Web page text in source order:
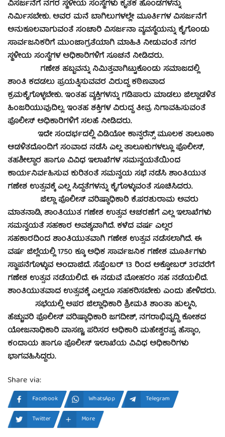
ವಿಸರ್ಜನೆಗೆ ನಗರ ಸ್ಥಳೀಯ ಸಂಸ್ಥೆಗಳು ಕೃತಕ ಹೊಂಡಗಳನ್ನು
ನಿರ್ಮಿಸಬೇಕು. ಅವರ ಮನೆ ಬಾಗಿಲುಗಳಲ್ಲೇ ಮೂರ್ತಿಗಳ ವಿಸರ್ಜನೆಗೆ
ಅನುಕೂಲವಾಗುವಂತೆ ಸಂಚಾರಿ ವಿಸರ್ಜನಾ ವ್ಯವಸ್ಥೆಯನ್ನು ಕೈಗೊಂಡು
ಸಾರ್ವಜನಿಕರಿಗೆ ಮುಂಜಾಗ್ರತೆಯಾಗಿ ಮಾಹಿತಿ ನೀಡುವಂತೆ ನಗರ
ಸ್ಥಳೀಯ ಸಂಸ್ಥೆಗಳ ಅಧಿಕಾರಿಗಳಿಗೆ ಸೂಚನೆ ನೀಡಿದರು.
ಗಣೇಶ ಹಬ್ಬವನ್ನು ನಿಮಿತ್ತವಾಗಿಟ್ಟುಕೊಂಡು ಸಮಾಜದಲ್ಲಿ
ಶಾಂತಿ ಕದಡಲು ಪ್ರಯತ್ನಿಸುವವರ ವಿರುದ್ಧ ಕಠಿಣವಾದ
ಕ್ರಮಕೈಗೊಳ್ಳಬೇಕು. ಇಂತಹ ವ್ಯಕ್ತಿಗಳನ್ನು ಗಡಿಪಾರು ಮಾಡಲು ಜಿಲ್ಲಾಡಳಿತ
ಹಿಂಜರಿಯುವುದಿಲ್ಲ. ಇಂತಹ ಶಕ್ತಿಗಳ ವಿರುದ್ಧ ತೀವ್ರ ನಿಗಾವಹಿಸುವಂತೆ
ಪೊಲೀಸ್ ಅಧಿಕಾರಿಗಳಿಗೆ ಸಲಹೆ ನೀಡಿದರು.
ಇದೇ ಸಂದರ್ಭದಲ್ಲಿ ವಿಡಿಯೋ ಕಾನ್ಫರೆನ್ಸ್ ಮೂಲಕ ತಾಲೂಕಾ
ಆಡಳಿತದೊಂದಿಗೆ ಸಂವಾದ ನಡೆಸಿ ಎಲ್ಲ ತಾಲೂಕುಗಳಲ್ಲೂ ಪೊಲೀಸ್,
ತಹಶೀಲ್ದಾರ ಹಾಗೂ ವಿವಿಧ ಇಲಾಖೆಗಳ ಸಮನ್ವಯತೆಯಿಂದ
ಕಾರ್ಯನಿರ್ವಹಿಸುವ ಕುರಿತಂತೆ ಸಮನ್ವಯ ಸಭೆ ನಡೆಸಿ ಶಾಂತಿಯುತ
ಗಣೇಶ ಉತ್ಸವಕ್ಕೆ ಎಲ್ಲ ಸಿದ್ಧತೆಗಳನ್ನು ಕೈಗೊಳ್ಳುವಂತೆ ಸೂಚಿಸಿದರು.
ಜಿಲ್ಲಾ ಪೊಲೀಸ್ ವರಿಷ್ಠಾಧಿಕಾರಿ ಕೆ.ಪರಶುರಾಮ ಅವರು
ಮಾತನಾಡಿ, ಶಾಂತಿಯುತ ಗಣೇಶ ಉತ್ಸವ ಆಚರಣೆಗೆ ಎಲ್ಲ ಇಲಾಖೆಗಳು
ಸಮನ್ವಯತೆ ಸಹಕಾರ ಅವಶ್ಯವಾಗಿದೆ. ಕಳೆದ ವರ್ಷ ಎಲ್ಲರ
ಸಹಕಾರದಿಂದ ಶಾಂತಿಯುತವಾಗಿ ಗಣೇಶ ಉತ್ಸವ ನಡೆಸಲಾಗಿದೆ. ಈ
ವರ್ಷ ಜಿಲ್ಲೆಯಲ್ಲಿ 1750 ಕ್ಕೂ ಅಧಿಕ ಸಾರ್ವಜನಿಕ ಗಣೇಶ ಮೂರ್ತಿಗಳು
ಸ್ಥಾಪನೆಗೊಳ್ಳುವ ಅಂದಾಜಿದೆ. ಸೆಪ್ಟೆಂಬರ್ 13 ರಿಂದ ಅಕ್ಟೋಬರ್ 3ರವರೆಗೆ
ಗಣೇಶ ಉತ್ಸವ ನಡೆಯಲಿದೆ. ಈ ನಡುವೆ ಮೋಹರಂ ಸಹ ನಡೆಯಲಿದೆ.
ಶಾಂತಿಯುತವಾದ ಉತ್ಸವಕ್ಕೆ ಎಲ್ಲರೂ ಸಹಕರಿಸಬೇಕು ಎಂದು ಹೇಳಿದರು.
ಸಭೆಯಲ್ಲಿ ಅಪರ ಜಿಲ್ಲಾಧಿಕಾರಿ ಶ್ರೀಮತಿ ಶಾಂತಾ ಹುಲ್ಮನಿ,
ಹೆಚ್ಚುವರಿ ಪೊಲೀಸ್ ವರಿಷ್ಠಾಧಿಕಾರಿ ಜಗದೀಶ್, ನಗರಾಭಿವೃದ್ಧಿ ಕೋಶದ
ಯೋಜನಾಧಿಕಾರಿ ವಾಸಣ್ಣ, ಪರಿಸರ ಅಧಿಕಾರಿ ಮಹೇಶ್ವರಪ್ಪ, ಹೆಸ್ಕಾಂ,
ಕಂದಾಯ ಹಾಗೂ ಪೊಲೀಸ್ ಇಲಾಖೆಯ ವಿವಿಧ ಅಧಿಕಾರಿಗಳು
ಭಾಗವಹಿಸಿದ್ದರು.
Share via:
Facebook WhatsApp
Telegram
Twitter
More